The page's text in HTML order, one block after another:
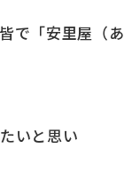
「安里屋（
いと思い